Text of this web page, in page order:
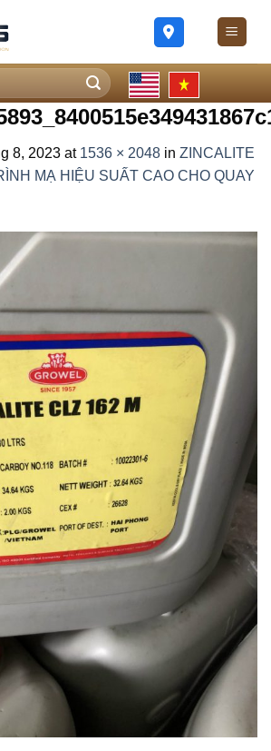
8, 2023 at 1536 × 2048 in ZINCALITE
MẠ HIỆU SUẤT CAO CHO QUAY